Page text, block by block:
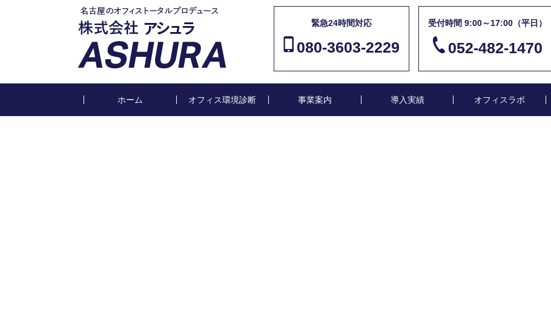
緊急24時間対応
080-3603-2229
受付時間 9:00～17:00（平日）
052-482-1470
ホーム オフィス環境診断 事業案内 導入実績 オフィスラボ